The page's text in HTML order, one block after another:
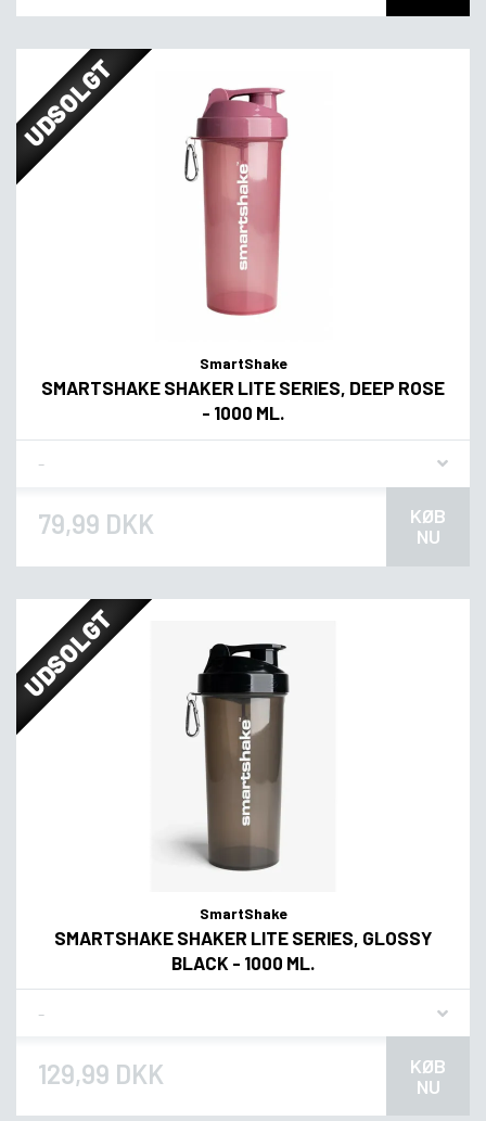
UDSOLGT
SmartShake
SMARTSHAKE SHAKER LITE SERIES, DEEP ROSE
- 1000 ML.
79,99 DKK
KØB
NU
UDSOLGT
SmartShake
SMARTSHAKE SHAKER LITE SERIES, GLOSSY
BLACK - 1000 ML.
129,99 DKK
KØB
NU